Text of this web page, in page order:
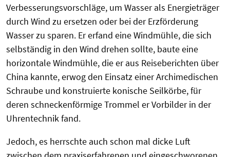
Verbesserungsvorschläge, um Wasser als Energieträger
durch Wind zu ersetzen oder bei der Erzförderung
Wasser zu sparen. Er erfand eine Windmühle, die sich
selbständig in den Wind drehen sollte, baute eine
horizontale Windmühle, die er aus Reiseberichten über
China kannte, erwog den Einsatz einer Archimedischen
Schraube und konstruierte konische Seilkörbe, für
deren schneckenförmige Trommel er Vorbilder in der
Uhrentechnik fand.
Jedoch, es herrschte auch schon mal dicke Luft